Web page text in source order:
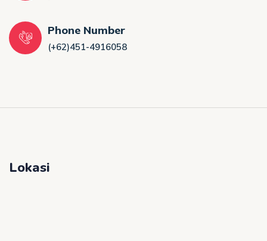
Phone Number
(+62)451-4916058
Lokasi